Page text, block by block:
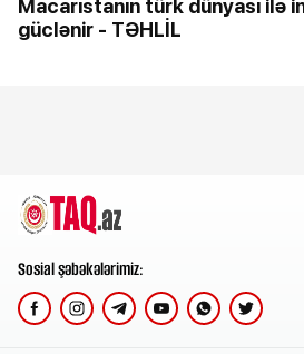
Macarıstanın türk dünyası ilə
güclənir - TƏHLİL
Sosial şəbəkələrimiz: